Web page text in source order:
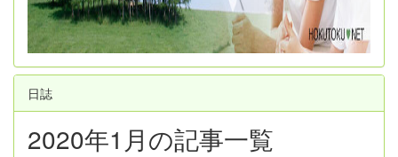
日誌
2020年1月の記事一覧